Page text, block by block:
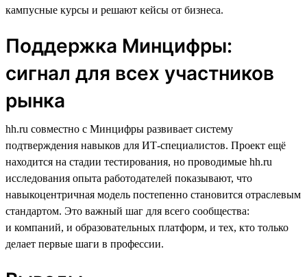
кампусные курсы и решают кейсы от бизнеса.
Поддержка Минцифры:
сигнал для всех участников
рынка
hh.ru совместно с Минцифры развивает систему
подтверждения навыков для ИТ-специалистов. Проект ещё
находится на стадии тестирования, но проводимые hh.ru
исследования опыта работодателей показывают, что
навыкоцентричная модель постепенно становится отраслевым
стандартом. Это важный шаг для всего сообщества:
и компаний, и образовательных платформ, и тех, кто только
делает первые шаги в профессии.